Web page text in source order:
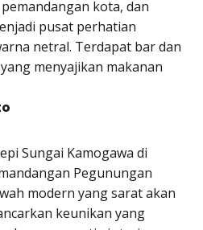
kota, dan
pusat perhatian
netral. Terdapat bar dan
menyajikan makanan
Sungai Kamogawa di
Pegunungan
modern yang sarat akan
keunikan yang